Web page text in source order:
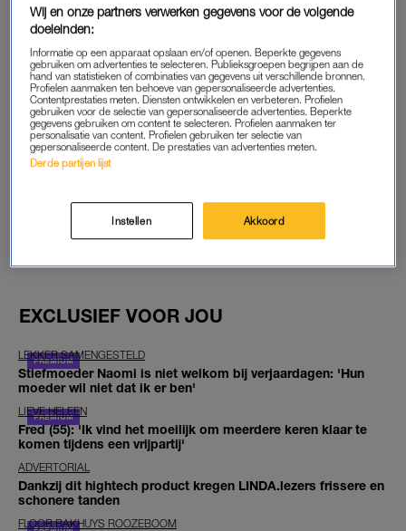
RINKELDEKINK
de periode die ze na haar hersenbloeding doorbracht in een
revalidatiekliniek. Een moeilijke tijd voor de tv-persoonlijkheid,
waarin ze bovendien last kreeg van een depressie. Martine Bijl
was getrouwd met regisseur en presentator Berend
Boudewijn. Ze is 71 jaar geworden.
EXCLUSIEF VOOR JOU
LEKKER SAMENGESTELD
Stiefmoeder Naomi is niet welkom bij verjaardagen: 'Hun
moeder wil niet dat ik er ben'
LIEVE HELEEN
Fred (55): 'Ik vind het moeilijk om meerdere keren klaar te
komen tijdens een vrijpartij'
ADVERTORIAL
Dankzij dit hightech product kregen LINDA.lezers frissere en
schonere tanden
FLOOR BAKHUYS ROOZEBOOM
Wij en onze partners verwerken gegevens voor de volgende
doeleinden:
Informatie op een apparaat opslaan en/of openen. Beperkte gegevens
gebruiken om advertenties te selecteren. Publieksgroepen begrijpen aan de
hand van statistieken of combinaties van gegevens uit verschillende bronnen.
Profielen aanmaken ten behoeve van gepersonaliseerde advertenties.
Contentprestaties meten. Diensten ontwikkelen en verbeteren. Profielen
gebruiken voor de selectie van gepersonaliseerde advertenties. Beperkte
gegevens gebruiken om content te selecteren. Profielen aanmaken ter
personalisatie van content. Profielen gebruiken ter selectie van
gepersonaliseerde content. De prestaties van advertenties meten.
Derde partijen lijst
Instellen Akkoord